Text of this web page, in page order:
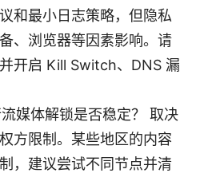
和最小日志策略，但隐私
、浏览器等因素影响。请
开启 Kill Switch、DNS 漏
媒体解锁是否稳定？ 取决
方限制。某些地区的内容
，建议尝试不同节点并清